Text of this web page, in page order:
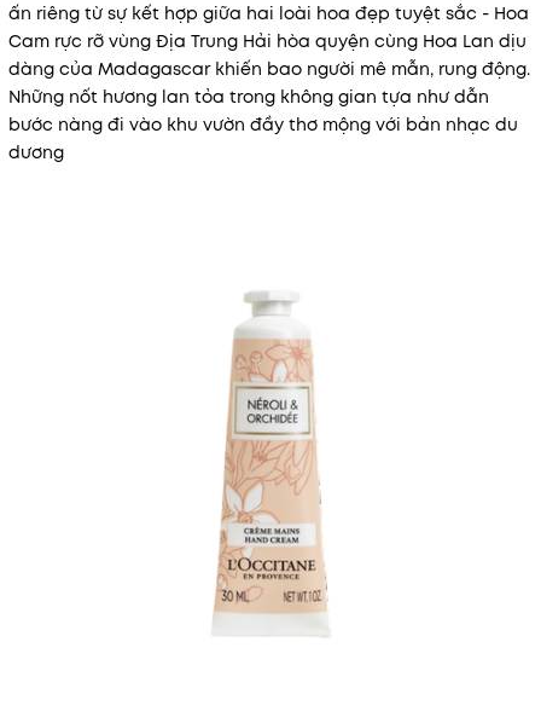
ấn riêng từ sự kết hợp giữa hai loài hoa đẹp tuyệt sắc - Hoa
Cam rực rỡ vùng Địa Trung Hải hòa quyện cùng Hoa Lan dịu
dàng của Madagascar khiến bao người mê mẫn, rung động.
Những nốt hương lan tỏa trong không gian tựa như dẫn
bước nàng đi vào khu vườn đầy thơ mộng với bản nhạc du
dương